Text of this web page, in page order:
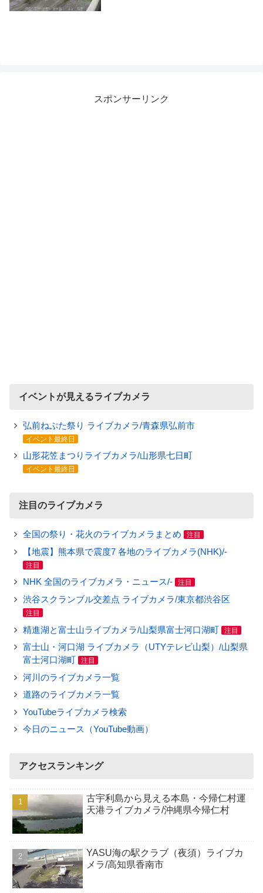
スポンサーリンク
イベントが見えるライブカメラ
弘前ねぷた祭り ライブカメラ/青森県弘前市
イベント最終日
山形花笠まつりライブカメラ/山形県七日町
イベント最終日
注目のライブカメラ
全国の祭り・花火のライブカメラまとめ 注目
【地震】熊本県で震度7 各地のライブカメラ(NHK)/-
注目
NHK 全国のライブカメラ・ニュース/- 注目
渋谷スクランブル交差点 ライブカメラ/東京都渋谷区
注目
精進湖と富士山ライブカメラ/山梨県富士河口湖町 注目
富士山・河口湖 ライブカメラ（UTYテレビ山梨）/山梨県
富士河口湖町
注目
河川のライブカメラ一覧
道路のライブカメラ一覧
YouTubeライブカメラ検索
今日のニュース（YouTube動画）
アクセスランキング
古宇利島から見える本島・今帰仁村運
天港ライブカメラ/沖縄県今帰仁村
YASU海の駅クラブ（夜須）ライブカ
メラ/高知県香南市